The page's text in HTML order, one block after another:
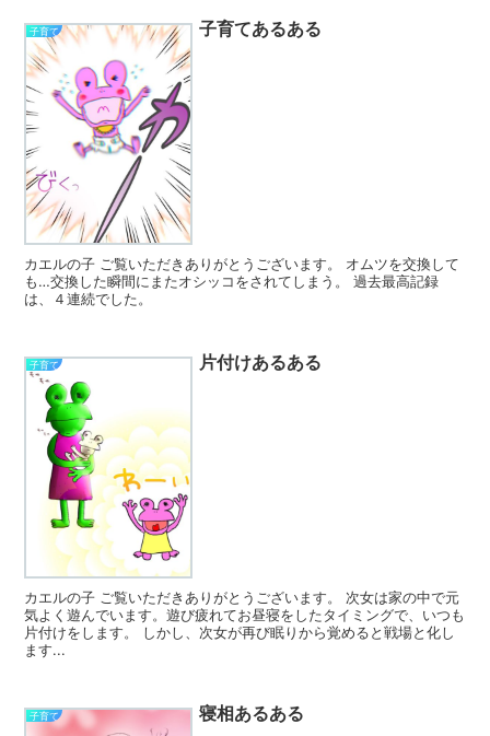
子育て 子育てあるある
カエルの子 ご覧いただきありがとうございます。 オムツを交換して
も…交換した瞬間にまたオシッコをされてしまう。 過去最高記録
は、４連続でした。
子育て 片付けあるある
カエルの子 ご覧いただきありがとうございます。 次女は家の中で元
気よく遊んでいます。遊び疲れてお昼寝をしたタイミングで、いつも
片付けをします。 しかし、次女が再び眠りから覚めると戦場と化し
ます...
子育て 寝相あるある